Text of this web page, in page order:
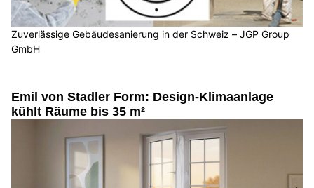
Zuverlässige Gebäudesanierung in der Schweiz – JGP Group
GmbH
Emil von Stadler Form: Design-Klimaanlage
kühlt Räume bis 35 m²